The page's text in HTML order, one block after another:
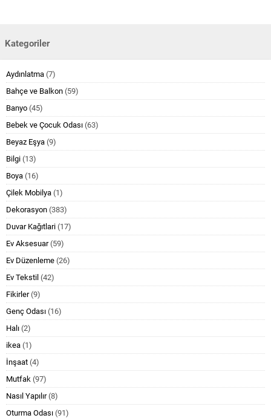
Kategoriler
Aydınlatma (7)
Bahçe ve Balkon (59)
Banyo (45)
Bebek ve Çocuk Odası (63)
Beyaz Eşya (9)
Bilgi (13)
Boya (16)
Çilek Mobilya (1)
Dekorasyon (383)
Duvar Kağıtlari (17)
Ev Aksesuar(59)
Ev Düzenleme (26)
Ev Tekstil (42)
Fikirler(9)
Genç Odası (16)
Halı (2)
ikea (1)
İnşaat (4)
Mutfak (97)
Nasıl Yapılır(8)
Oturma Odası (91)